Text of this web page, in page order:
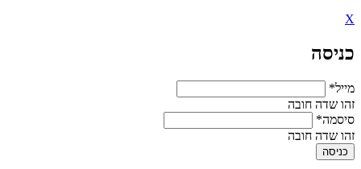
X
כניסה
מייל*
זהו שדה חובה
סיסמה*
זהו שדה חובה